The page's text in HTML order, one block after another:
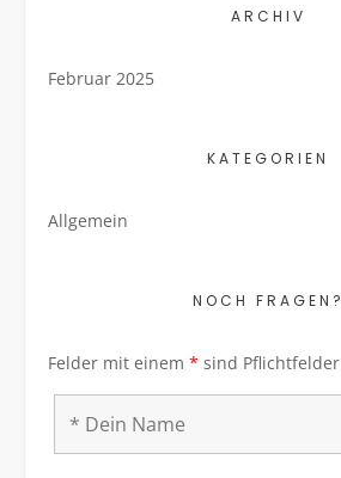
ARCHIV
Februar 2025
KATEGORIEN
Allgemein
NOCH FRAGEN?
Felder mit einem * sind Pflichtfelder